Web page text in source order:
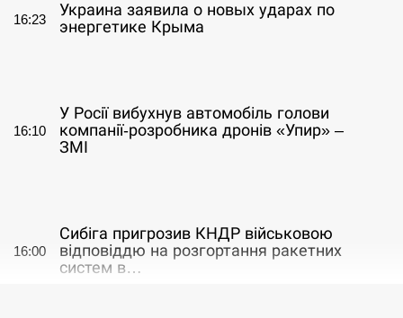
16:23
Украина заявила о новых ударах по
энергетике Крыма
16:10
У Росії вибухнув автомобіль голови
компанії-розробника дронів «Упир» –
ЗМІ
16:00
Сибіга пригрозив КНДР військовою
відповіддю на розгортання ракетних
систем в…